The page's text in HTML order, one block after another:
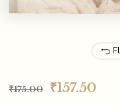
₹175.00 ₹157.50